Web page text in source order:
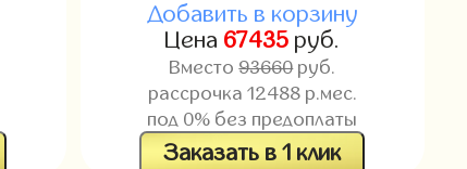
Добавить в корзину
Цена 67435 руб.
Вместо93660руб.
рассрочка 12488р.мес.
под 0% без предоплаты
Заказать в 1 клик